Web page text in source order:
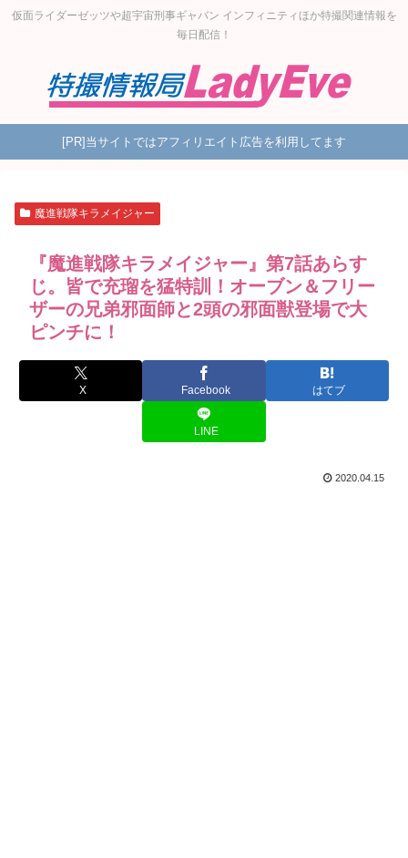
仮面ライダーゼッツや超宇宙刑事ギャバン インフィニティほか特撮関連情報を
毎日配信！
[PR]当サイトではアフィリエイト広告を利用してます
魔進戦隊キラメイジャー
『魔進戦隊キラメイジャー』第7話あらす
じ。皆で充瑠を猛特訓！オーブン＆フリー
ザーの兄弟邪面師と2頭の邪面獣登場で大
ピンチに！
X Facebook はてブ
LINE
2020.04.15